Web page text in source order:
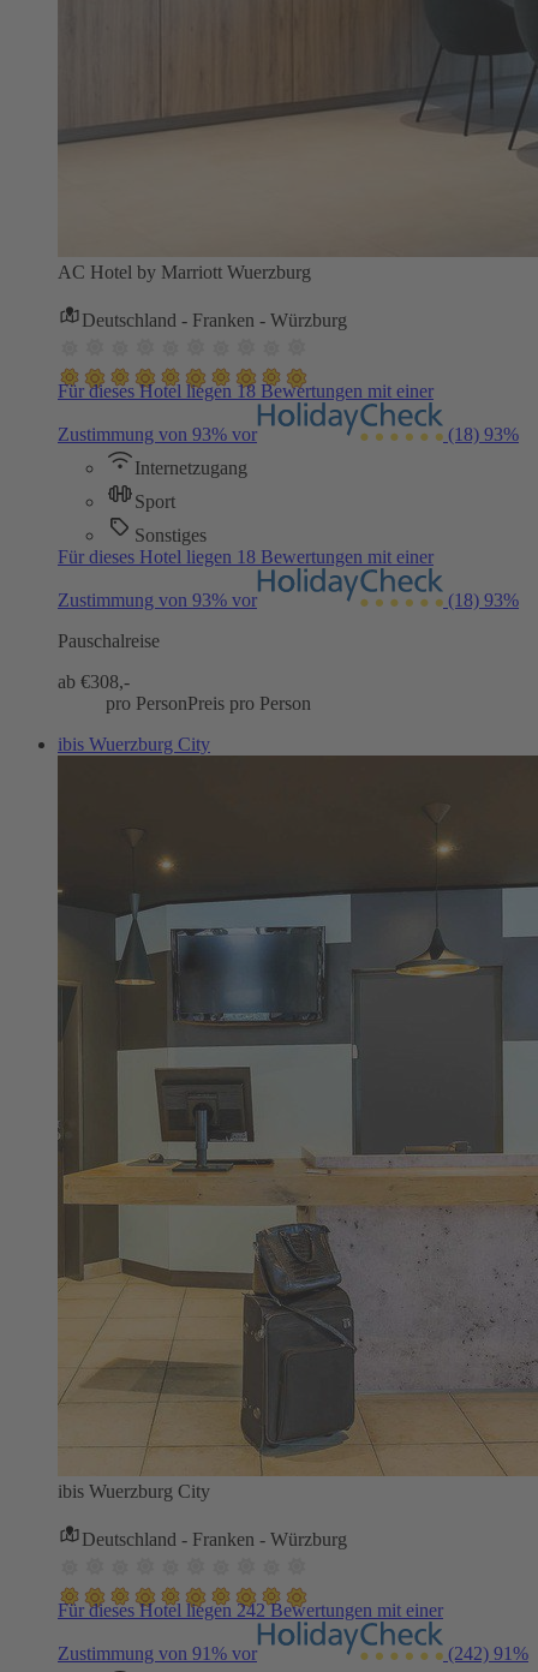
AC Hotel by Marriott Wuerzburg
Deutschland - Franken - Würzburg
Für dieses Hotel liegen 18 Bewertungen mit einer
Zustimmung von 93% vor (18) 93%
Internetzugang
Sport
Sonstiges
Für dieses Hotel liegen 18 Bewertungen mit einer
Zustimmung von 93% vor (18) 93%
Pauschalreise
ab €308,-
pro PersonPreis pro Person
ibis Wuerzburg City
ibis Wuerzburg City
Deutschland - Franken - Würzburg
Für dieses Hotel liegen 242 Bewertungen mit einer
Zustimmung von 91% vor (242) 91%